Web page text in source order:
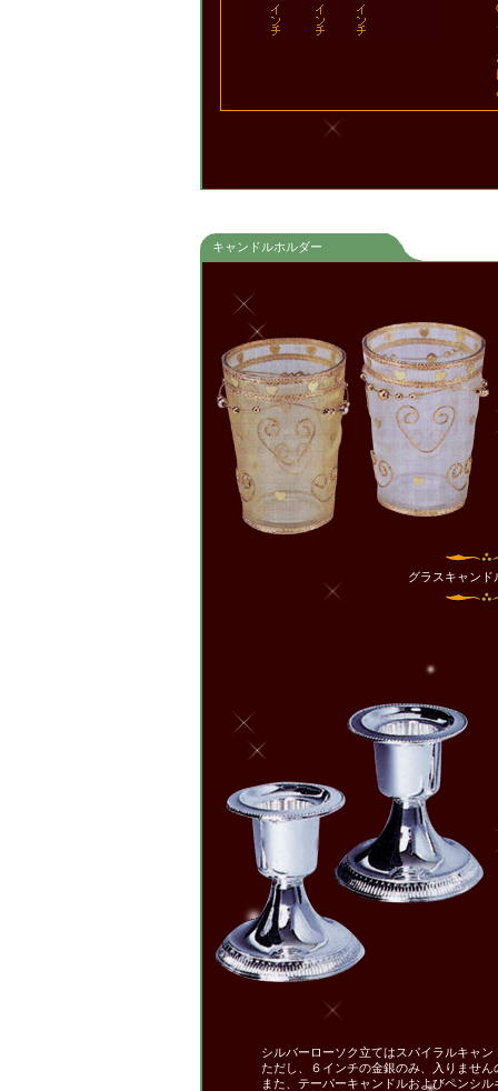
キャンドルホルダー
グラスキャン
シルバーローソク立てはスパイラルキャ
ただし、６インチの金銀のみ、入りません
また、テーパーキャンドルおよびペンシル